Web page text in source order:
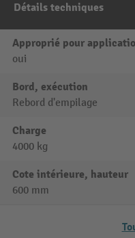
Détails techniques
Approprié pour
oui
Bord, exécution
Rebord d'empilage
Charge
4000 kg
Cote intérieure, hauteur
600 mm